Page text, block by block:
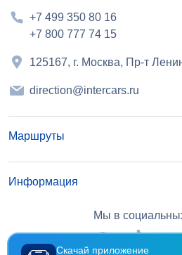
Скачай приложение
+7 499 350 80 16
+7 800 777 74 15
125167, г. Москва, Пр-т
direction@intercars.ru
Маршруты
Информация
Мы в